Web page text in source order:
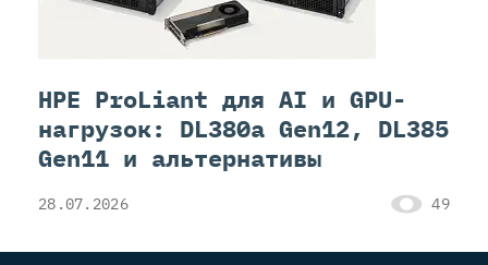
HPE ProLiant для AI и GPU-
нагрузок: DL380a Gen12, DL385
Gen11 и альтернативы
28.07.2026 49